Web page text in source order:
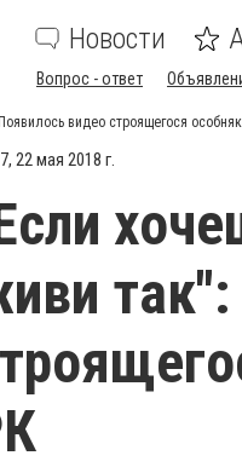
Новости
Вопрос - ответ
видео строящегося
22 мая 2018 г.